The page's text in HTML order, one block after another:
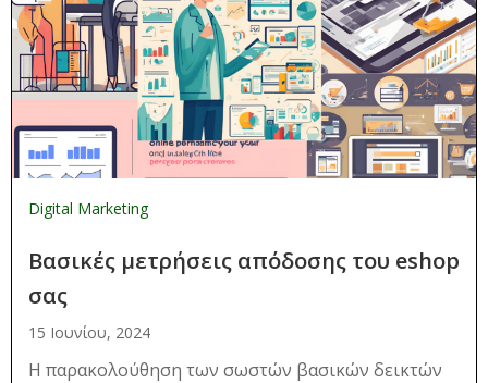
Digital Marketing
Βασικές μετρήσεις απόδοσης του eshop
σας
15 Ιουνίου, 2024
Η παρακολούθηση των σωστών βασικών δεικτών